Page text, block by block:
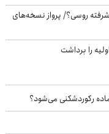
روسی؟/ پرواز نسخه‌های
را برداشت
رکوردشکنی می‌شود؟